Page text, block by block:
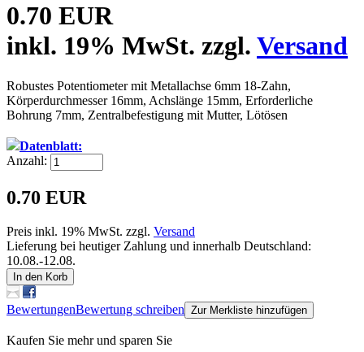
0.70 EUR
inkl. 19% MwSt. zzgl. Versand
Robustes Potentiometer mit Metallachse 6mm 18-Zahn,
Körperdurchmesser 16mm, Achslänge 15mm, Erforderliche
Bohrung 7mm, Zentralbefestigung mit Mutter, Lötösen
Datenblatt:
Anzahl:
0.70 EUR
Preis inkl. 19% MwSt. zzgl. Versand
Lieferung bei heutiger Zahlung und innerhalb Deutschland:
10.08.-12.08.
In den Korb
BewertungenBewertung schreiben Zur Merkliste hinzufügen
Kaufen Sie mehr und sparen Sie